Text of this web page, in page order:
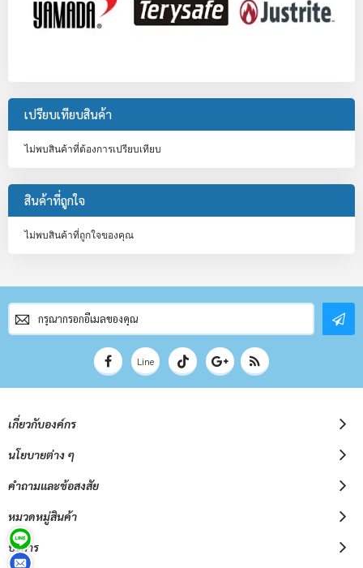
เปรียบเทียบสินค้า
ไม่พบสินค้าที่ต้องการเปรียบเทียบ
สินค้าที่ถูกใจ
ไม่พบสินค้าที่ถูกใจของคุณ
สมัคร
สมาชิก
จดหมาย
Line
เกี่ยวกับองค์กร
นโยบายต่าง ๆ
คำถามและข้อสงสัย
หมวดหมู่สินค้า
บริการ